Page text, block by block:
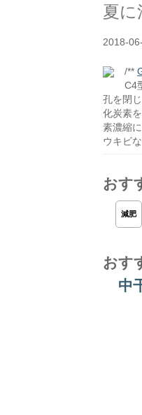
夏に
2018-
/**
C4
孔を閉
化炭素
素濃縮
ウキビ
おす
減肥
おす
中